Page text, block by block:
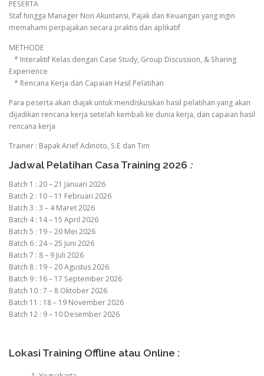
PESERTA
Staf hingga Manager Non Akuntansi, Pajak dan Keuangan yang ingin
memahami perpajakan secara praktis dan aplikatif
METHODE
* Interaktif Kelas dengan Case Study, Group Discussion, & Sharing
Experience
* Rencana Kerja dan Capaian Hasil Pelatihan
Para peserta akan diajak untuk mendiskusikan hasil pelatihan yang akan
dijadikan rencana kerja setelah kembali ke dunia kerja, dan capaian hasil
rencana kerja
Trainer : Bapak Arief Adinoto, S.E dan Tim
Jadwal Pelatihan Casa Training 2026 :
Batch 1 : 20 – 21 Januari 2026
Batch 2 : 10 – 11 Februari 2026
Batch 3 : 3 – 4 Maret 2026
Batch 4 : 14 – 15 April 2026
Batch 5 : 19 – 20 Mei 2026
Batch 6 : 24 – 25 Juni 2026
Batch 7 : 8 – 9 Juli 2026
Batch 8 : 19 – 20 Agustus 2026
Batch 9 : 16 – 17 September 2026
Batch 10 : 7 – 8 Oktober 2026
Batch 11 : 18 – 19 November 2026
Batch 12 : 9 – 10 Desember 2026
Lokasi Training Offline atau Online :